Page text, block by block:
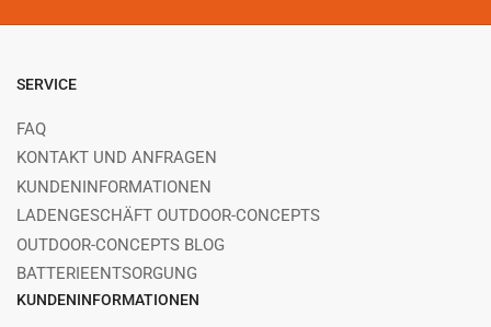
SERVICE
FAQ
KONTAKT UND ANFRAGEN
KUNDENINFORMATIONEN
LADENGESCHÄFT OUTDOOR-CONCEPTS
OUTDOOR-CONCEPTS BLOG
BATTERIEENTSORGUNG
KUNDENINFORMATIONEN